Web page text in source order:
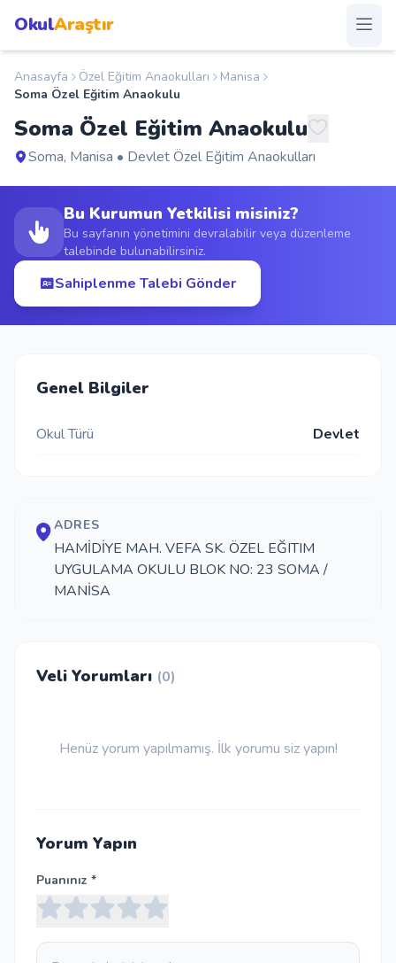
OkulAraştır
Anasayfa
Okullar
Şehirler
Kampanyalar
Duyurular
Blog
İletişim
Kayıt Ol
Anasayfa Özel Eğitim Anaokulları
Manisa
Soma Özel Eğitim Anaokulu
Soma Özel Eğitim Anaokulu
Soma, Manisa • Devlet Özel Eğitim Anaokulları
Bu Kurumun Yetkilisi misiniz?
Bu sayfanın yönetimini devralabilir veya düzenleme
talebinde bulunabilirsiniz.
Sahiplenme Talebi Gönder
Genel Bilgiler
Okul Türü Devlet
ADRES
HAMİDİYE MAH. VEFA SK. ÖZEL EĞITIM
UYGULAMA OKULU BLOK NO: 23 SOMA /
MANİSA
Veli Yorumları (0)
Henüz yorum yapılmamış. İlk yorumu siz yapın!
Yorum Yapın
Puanınız *